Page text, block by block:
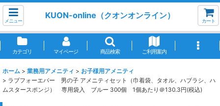
メニュー
KUON-online（クオンオンライン）
カート
カテゴリ マイページ 商品検索 ご利用案内
ホーム > 業務用アメニティ > お子様用アメニティ
> ラブフォーエバー 男の子 アメニティセット（巾着袋、タオル、ハブラシ、ハ
ムスタースポンジ） 専用袋入 ブルー 300個 1個あたり＠130.3円(税込)